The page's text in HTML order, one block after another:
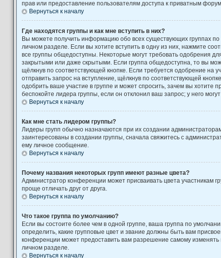
прав или предоставление пользователям доступа к приватным
Вернуться к началу
Где находятся группы и как мне вступить в них?
Вы можете получить информацию обо всех существующих группах
личном разделе. Если вы хотите вступить в одну из них, нажмите
все группы общедоступны. Некоторые могут требовать одобрения
закрытыми или даже скрытыми. Если группа общедоступна, то вы
щёлкнув по соответствующей кнопке. Если требуется одобрение на
отправить запрос на вступление, щёлкнув по соответствующей
одобрить ваше участие в группе и может спросить, зачем вы хотите
беспокойте лидера группы, если он отклонил ваш запрос; у него
Вернуться к началу
Как мне стать лидером группы?
Лидеры групп обычно назначаются при их создании
заинтересованы в создании группы, сначала свяжитесь с
ему личное сообщение.
Вернуться к началу
Почему названия некоторых групп имеют разные цвета?
Администратор конференции может присваивать цвета участникам
проще отличать друг от друга.
Вернуться к началу
Что такое группа по умолчанию?
Если вы состоите более чем в одной группе, ваша группа по
определить, какие групповые цвет и звание должны быть вам
конференции может предоставить вам разрешение самому изменять
личном разделе.
Вернуться к началу